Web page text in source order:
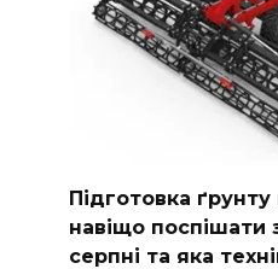
Підготовка
навіщо поспішати
серпні та яка